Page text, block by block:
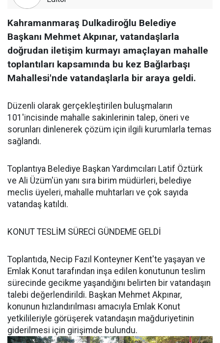
Kahramanmaraş Dulkadiroğlu Belediye
Başkanı Mehmet Akpınar, vatandaşlarla
doğrudan iletişim kurmayı amaçlayan mahalle
toplantıları kapsamında bu kez Bağlarbaşı
Mahallesi'nde vatandaşlarla bir araya geldi.
Düzenli olarak gerçekleştirilen buluşmaların
101'incisinde mahalle sakinlerinin talep, öneri ve
sorunları dinlenerek çözüm için ilgili kurumlarla temas
sağlandı.
Toplantıya Belediye Başkan Yardımcıları Latif Öztürk
ve Ali Üzüm'ün yanı sıra birim müdürleri, belediye
meclis üyeleri, mahalle muhtarları ve çok sayıda
vatandaş katıldı.
KONUT TESLİM SÜRECİ GÜNDEME GELDİ
Toplantıda, Necip Fazıl Konteyner Kent'te yaşayan ve
Emlak Konut tarafından inşa edilen konutunun teslim
sürecinde gecikme yaşandığını belirten bir vatandaşın
talebi değerlendirildi. Başkan Mehmet Akpınar,
konunun hızlandırılması amacıyla Emlak Konut
yetkilileriyle görüşerek vatandaşın mağduriyetinin
giderilmesi için girişimde bulundu.